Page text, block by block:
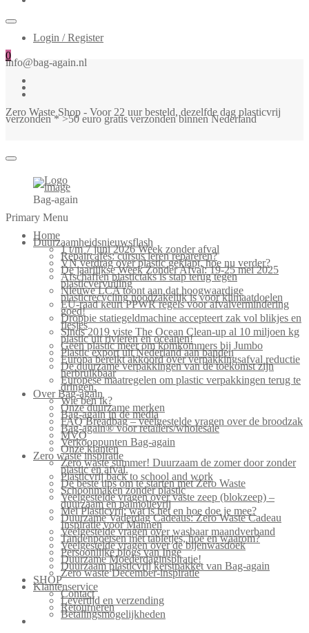
Login / Register
0
info@bag-again.nl
Zero Waste Shop - Voor 22 uur besteld, dezelfde dag plasticvrij
verzonden * >50 euro gratis verzonden binnen Nederland
Bag-again
Primary Menu
Home
Duurzaamheidsnieuwsflash
1 t/m 7 juni 2026 Week zonder afval
Repaircafés: cursus leren repareren?
VN verdrag over plastic geklapt, hoe nu verder?
De jaarlijkse Week Zonder Afval: 19-25 mei 2025
Afschaffen plastictaks is stap terug tegen
plasticvervuiling
Nieuwe LCA toont aan dat hoogwaardige
plasticrecycling noodzakelijk is voor klimaatdoelen
EU-raad keurt PPWR regels voor afvalvermindering
goed!
Droppie statiegeldmachine accepteert zak vol blikjes en
flesjes
Sinds 2019 viste The Ocean Clean-up al 10 miljoen kg
plastic uit rivieren en oceanen!
Geen plastic meer om komkommers bij Jumbo
Plastic export uit Nederland aan banden
Europa bereikt akkoord over verpakkingsafval reductie
De duurzame verpakkingen van de toekomst zijn
herbruikbaar
Europese maatregelen om plastic verpakkingen terug te
dringen.
Over Bag-again
Wie ben ik?
Onze duurzame merken
Bag-again in de media
FAQ Breadbag – veelgestelde vragen over de broodzak
Bag-again® voor retailers/wholesale
MVO
Verkooppunten Bag-again
Onze klanten
Zero waste inspiratie
Zero waste summer! Duurzaam de zomer door zonder
plastic en afval.
Plasticvrij back to school and work
De beste tips om te starten met Zero Waste
Schoonmaken zonder plastic
Veelgestelde vragen over vaste zeep (blokzeep) –
duurzaam en palmolievrij
Mei Plasticvrij: wat is het en hoe doe je mee?
Duurzame Vaderdag Cadeaus: Zero Waste Cadeau
Inspiratie voor Mannen
Veelgestelde vragen over wasbaar maandverband
Tandenpoetsen met tabletjes, hoe en waarom?
Veelgestelde vragen over de bijenwasdoek
Persoonlijke blogs van Inge
Duurzame Moederdaginspiratie!
Duurzaam plasticvrij kerstpakket van Bag-again
Zero waste December-inspiratie
SHOP
Klantenservice
Contact
Levertijd en verzending
Retourneren
Betalingsmogelijkheden